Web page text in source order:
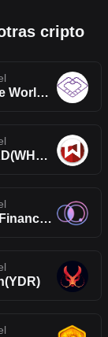
cripto
Lovelace World(LACE)
WHACKD(WHACKD)
Mobius Finance(MOT)